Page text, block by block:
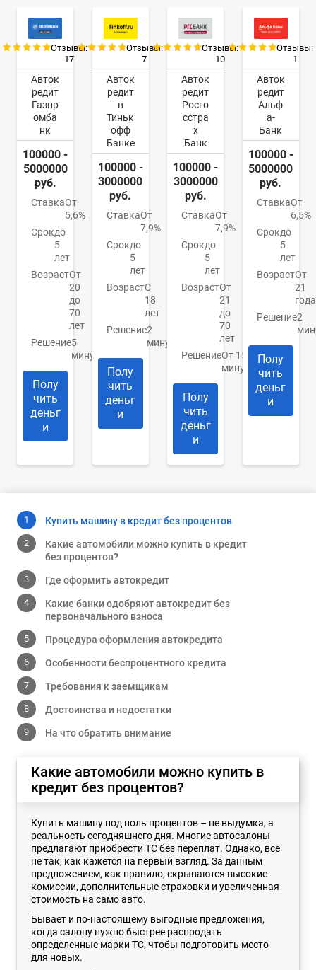
Отзывы:
17
Авток
редит
Газпр
омба
нк
100000 -
5000000
руб.
СтавкаОт
5,6%
Срокдо
5
лет
ВозрастОт
20
до
70
лет
Решение5
минут
Полу
чить
деньг
и
Отзывы:
7
Авток
редит
в
Тиньк
офф
Банке
100000 -
3000000
руб.
СтавкаОт
7,9%
Срокдо
5
лет
ВозрастС
18
лет
Решение2
минуты
Полу
чить
деньг
и
Отзывы:
10
Авток
редит
Росго
сстра
х
Банк
100000 -
3000000
руб.
СтавкаОт
7,9%
Срокдо
5
лет
ВозрастОт
21
до
70
лет
РешениеОт 15
минут
Полу
чить
деньг
и
Отзывы:
1
Авток
редит
Альф
а-
Банк
100000 -
5000000
руб.
СтавкаОт
6,5%
Срокдо
5
лет
ВозрастОт
21
года
Решение2
Полу
чить
деньг
и
Купить машину в кредит без процентов
Какие автомобили можно купить в кредит
без процентов?
Где оформить автокредит
Какие банки одобряют автокредит без
первоначального взноса
Процедура оформления автокредита
Особенности беспроцентного кредита
Требования к заемщикам
Достоинства и недостатки
На что обратить внимание
Какие автомобили можно купить в
кредит без процентов?
Купить машину под ноль процентов – не выдумка, а
реальность сегодняшнего дня. Многие автосалоны
предлагают приобрести ТС без переплат. Однако, все
не так, как кажется на первый взгляд. За данным
предложением, как правило, скрываются высокие
комиссии, дополнительные страховки и увеличенная
стоимость на само авто.
Бывает и по-настоящему выгодные предложения,
когда салону нужно быстрее распродать
определенные марки ТС, чтобы подготовить место
для новых.